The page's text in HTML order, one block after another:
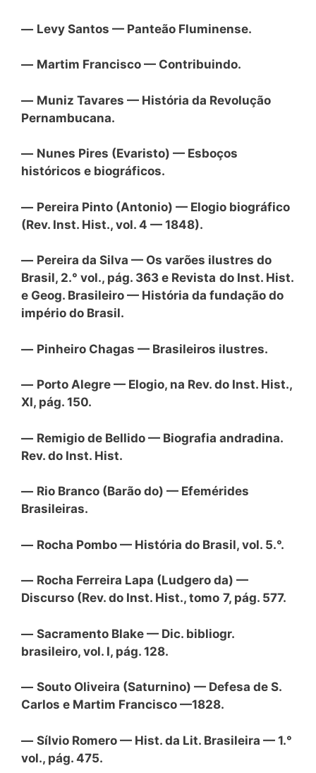
— Levy Santos — Panteão Fluminense.
— Martim Francisco — Contribuindo.
— Muniz Tavares — História da Revolução
Pernambucana.
— Nunes Pires (Evaristo) — Esboços
históricos e biográficos.
— Pereira Pinto (Antonio) — Elogio biográfico
(Rev. Inst. Hist., vol. 4 — 1848).
— Pereira da Silva — Os varões ilustres do
Brasil, 2.° vol., pág. 363 e Revista do Inst. Hist.
e Geog. Brasileiro — História da fundação do
império do Brasil.
— Pinheiro Chagas — Brasileiros ilustres.
— Porto Alegre — Elogio, na Rev. do Inst. Hist.,
XI, pág. 150.
— Remigio de Bellido — Biografia andradina.
Rev. do Inst. Hist.
— Rio Branco (Barão do) — Efemérides
Brasileiras.
— Rocha Pombo — História do Brasil, vol. 5.°.
— Rocha Ferreira Lapa (Ludgero da) —
Discurso (Rev. do Inst. Hist., tomo 7, pág. 577.
— Sacramento Blake — Dic. bibliogr.
brasileiro, vol. I, pág. 128.
— Souto Oliveira (Saturnino) — Defesa de S.
Carlos e Martim Francisco —1828.
— Sílvio Romero — Hist. da Lit. Brasileira — 1.°
vol., pág. 475.